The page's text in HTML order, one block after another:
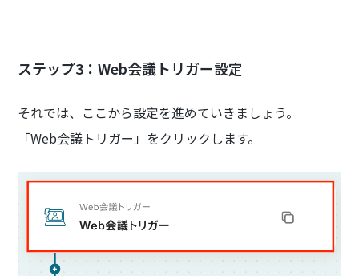
ステップ3：Web会議トリガー設定
それでは、ここから設定を進めていきましょう。
「Web会議トリガー」をクリックします。